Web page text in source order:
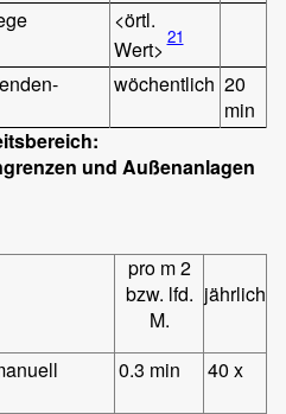
<örtl.
Wert> 21
wöchentlich 20
min
und Außenanlagen
pro m 2
bzw. lfd.
M.
jährlich
0.3 min 40 x